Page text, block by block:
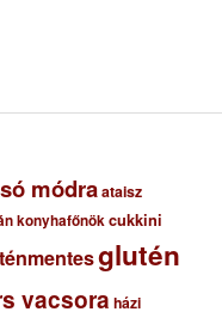
módraataisz
konyhafőnökcukkini
glutén
vacsora házi